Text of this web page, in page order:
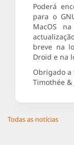
Poderá
para o
MacOS na
breve na
Droid e na
Obrigado a
Timothée &
Todas as notícias